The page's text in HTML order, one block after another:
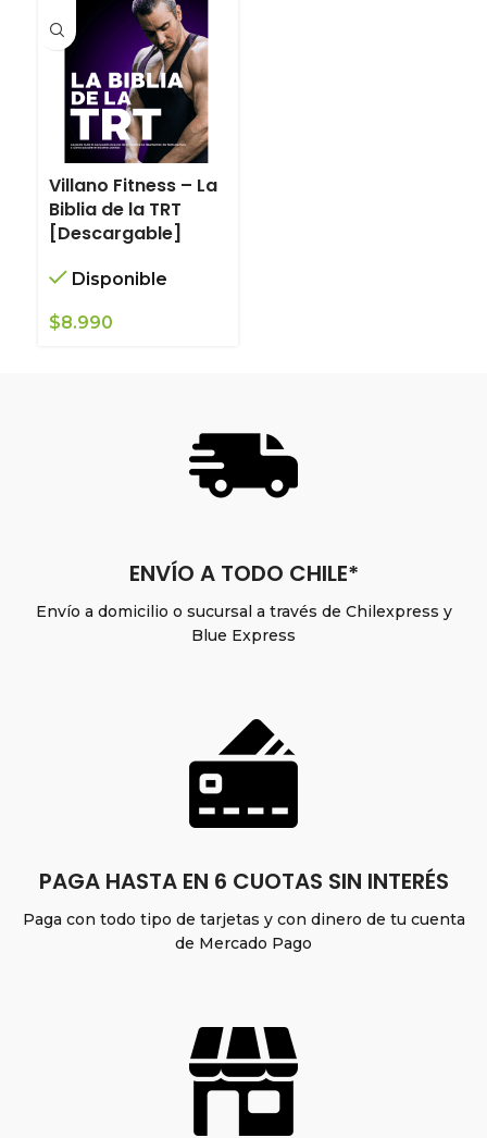
Villano Fitness – La
Biblia de la TRT
[Descargable]
Disponible
$8.990
ENVÍO A TODO CHILE*
Envío a domicilio o sucursal a través de Chilexpress y
Blue Express
PAGA HASTA EN 6 CUOTAS SIN INTERÉS
Paga con todo tipo de tarjetas y con dinero de tu cuenta
de Mercado Pago